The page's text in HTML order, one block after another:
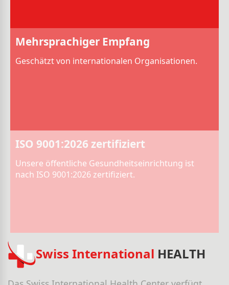
Mehrsprachiger Empfang
Geschätzt von internationalen Organisationen.
ISO 9001:2026 zertifiziert
Unsere öffentliche Gesundheitseinrichtung ist
nach ISO 9001:2026 zertifiziert.
Swiss International HEALTH